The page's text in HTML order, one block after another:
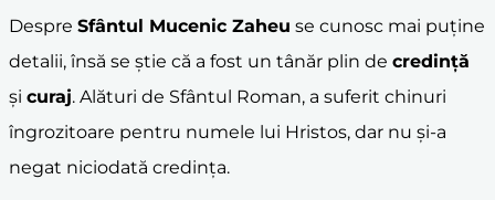
Despre Sfântul Mucenic Zaheu se cunosc mai puține
detalii, însă se știe că a fost un tânăr plin de credință
și curaj. Alături de Sfântul Roman, a suferit chinuri
îngrozitoare pentru numele lui Hristos, dar nu și-a
negat niciodată credința.